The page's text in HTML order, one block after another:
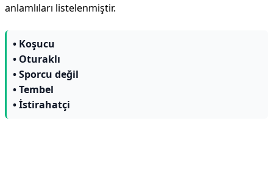
anlamlıları listelenmiştir.
• Koşucu
• Oturaklı
• Sporcu değil
• Tembel
• İstirahatçi